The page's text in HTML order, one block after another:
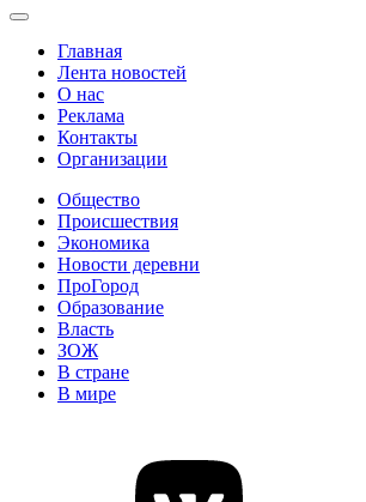
Главная
Лента новостей
О нас
Реклама
Контакты
Организации
Общество
Происшествия
Экономика
Новости деревни
ПроГород
Образование
Власть
ЗОЖ
В стране
В мире